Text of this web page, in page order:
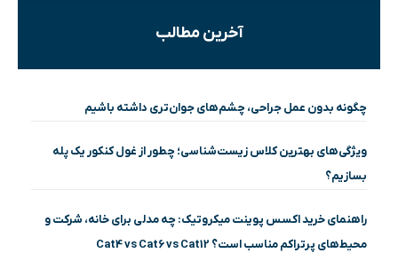
آخرین مطالب
چگونه بدون عمل جراحی، چشم‌های جوان‌تری داشته باشیم
ویژگی‌های بهترین کلاس زیست‌شناسی؛ چطور از غول کنکور یک پله
بسازیم؟
راهنمای خرید اکسس پوینت میکروتیک: چه مدلی برای خانه، شرکت و
محیط‌های پرتراکم مناسب است؟ Cat4 vs Cat6 vs Cat12